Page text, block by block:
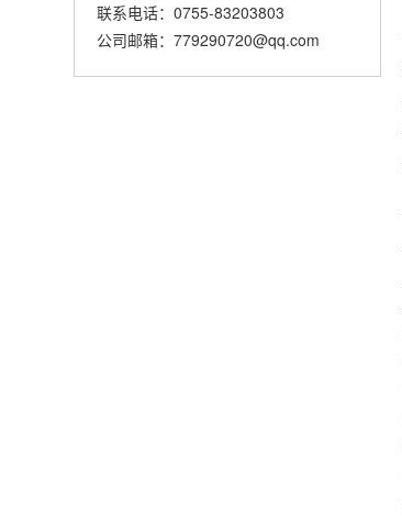
联系电话：0755-83203803
公司邮箱：779290720@qq.com